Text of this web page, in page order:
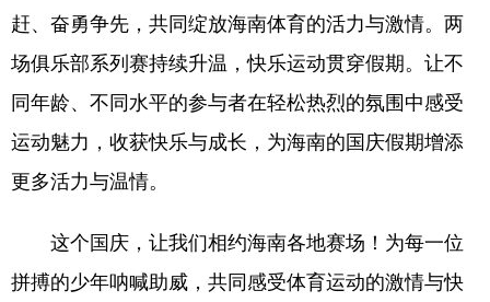
赶、奋勇争先，共同绽放海南体育的活力与激情。两
场俱乐部系列赛持续升温，快乐运动贯穿假期。让不
同年龄、不同水平的参与者在轻松热烈的氛围中感受
运动魅力，收获快乐与成长，为海南的国庆假期增添
更多活力与温情。
这个国庆，让我们相约海南各地赛场！为每一位
拼搏的少年呐喊助威，共同感受体育运动的激情与快